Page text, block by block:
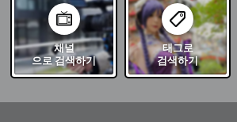
채널
으로 검색하기
태그로
검색하기